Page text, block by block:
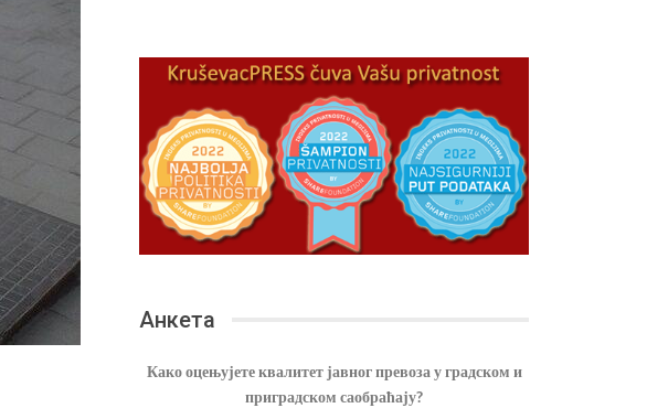
Анкета
Како оцењујете квалитет јавног превоза у градском и
приградском саобраћају?